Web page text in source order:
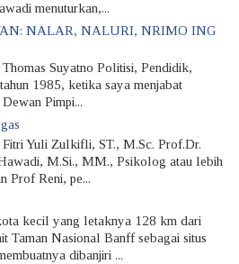
menuturkan,...
NALAR, NALURI, NRIMO ING
Suyatno Politisi, Pendidik,
1985, ketika saya menjabat
Pimpi...
Yuli Zulkifli, ST., M.Sc. Prof.Dr.
M.Si., MM., Psikolog atau lebih
Prof Reni, pe...
kecil yang letaknya 128 km dari
Taman Nasional Banff sebagai situs
dibanjiri ...